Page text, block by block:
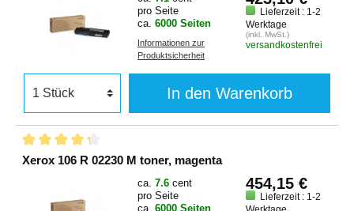
pro Seite
ca. 6000 Seiten
Informationen zur
Produktsicherheit
Lieferzeit : 1-2
Werktage
(inkl. MwSt.)
versandkostenfrei
In den Warenkorb
Xerox 106 R 02230 M toner, magenta
ca. 7.6 cent
pro Seite
ca. 6000 Seiten
454,15 €
Lieferzeit : 1-2